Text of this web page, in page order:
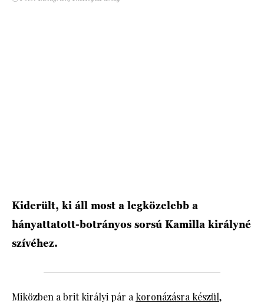
Kiderült, ki áll most a legközelebb a
hányattatott-botrányos sorsú Kamilla királyné
szívéhez.
Miközben a brit királyi pár akoronázásra készül,